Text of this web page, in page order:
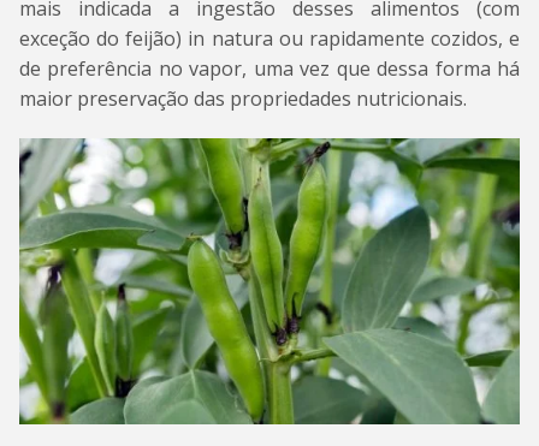
mais indicada a ingestão desses alimentos (com
exceção do feijão) in natura ou rapidamente cozidos, e
de preferência no vapor, uma vez que dessa forma há
maior preservação das propriedades nutricionais.